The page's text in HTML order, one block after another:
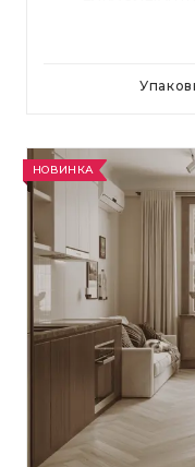
НОВИНКА